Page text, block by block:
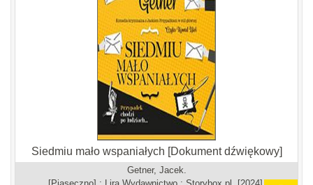
Siedmiu mało wspaniałych [Dokument dźwiękowy]
Getner, Jacek.